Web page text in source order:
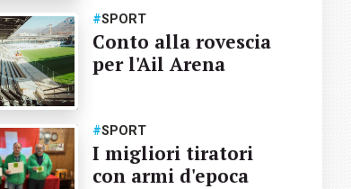
#SPORT
Conto alla rovescia
per l'Ail Arena
#SPORT
I migliori tiratori
con armi d'epoca